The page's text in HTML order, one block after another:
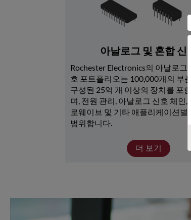
아날로그 및 혼합 신호
Rochester Electronics의 아날로그
호 포트폴리오는 100,000개의 부
구성된 25억 개 이상의 장치를 포
며, 전원 관리, 아날로그 신호 체인,
로웨이브 및 기타 애플리케이션별
범위합니다.
더 보기